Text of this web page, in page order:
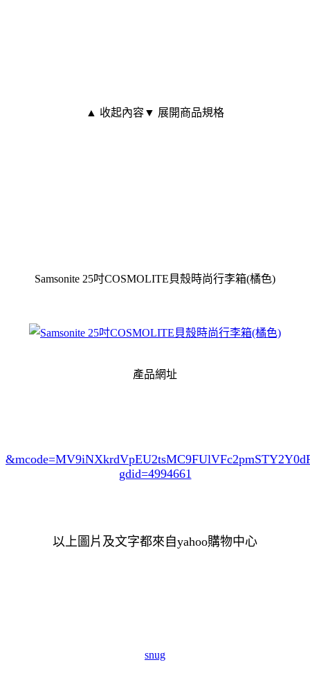
▲ 收起內容▼ 展開商品規格
Samsonite 25吋COSMOLITE貝殼時尚行李箱(橘色)
產品網址
gdid=4994661
以上圖片及文字都來自yahoo購物中心
snug